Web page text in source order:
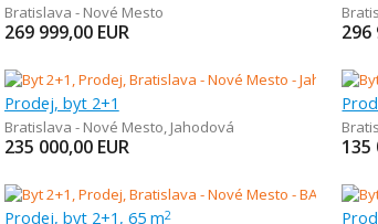
Bratislava - Nové Mesto
269 999,00 EUR 296
Prodej, byt 2+1
Bratislava - Nové Mesto, Jahodová
235 000,00 EUR 135
Prodej, byt 2+1, 65 m2